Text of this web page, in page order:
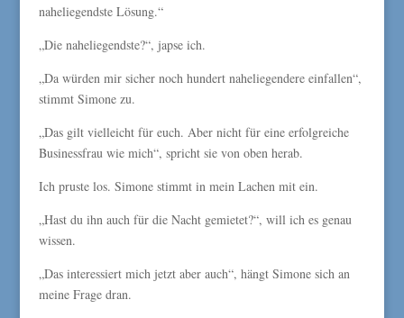
naheliegendste Lösung.“
„Die naheliegendste?“, japse ich.
„Da würden mir sicher noch hundert naheliegendere einfallen“,
stimmt Simone zu.
„Das gilt vielleicht für euch. Aber nicht für eine erfolgreiche
Businessfrau wie mich“, spricht sie von oben herab.
Ich pruste los. Simone stimmt in mein Lachen mit ein.
„Hast du ihn auch für die Nacht gemietet?“, will ich es genau
wissen.
„Das interessiert mich jetzt aber auch“, hängt Simone sich an
meine Frage dran.